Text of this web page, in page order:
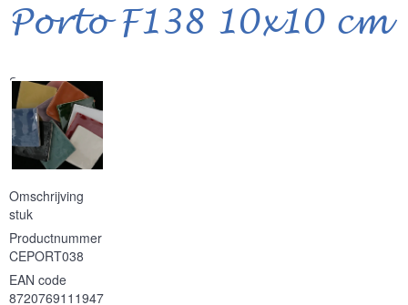
Porto F138 10x10 cm
Serie
Omschrijving
stuk
Productnummer
CEPORT038
EAN code
8720769111947